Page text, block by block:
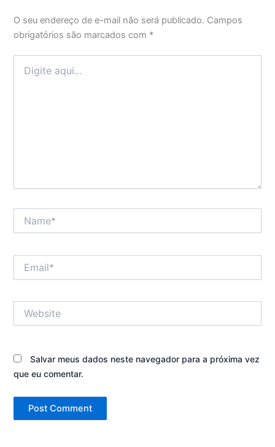
O seu endereço de e-mail não será publicado. Campos
obrigatórios são marcados com *
aqui...
Salvar meus dados neste navegador para a próxima vez
que eu comentar.